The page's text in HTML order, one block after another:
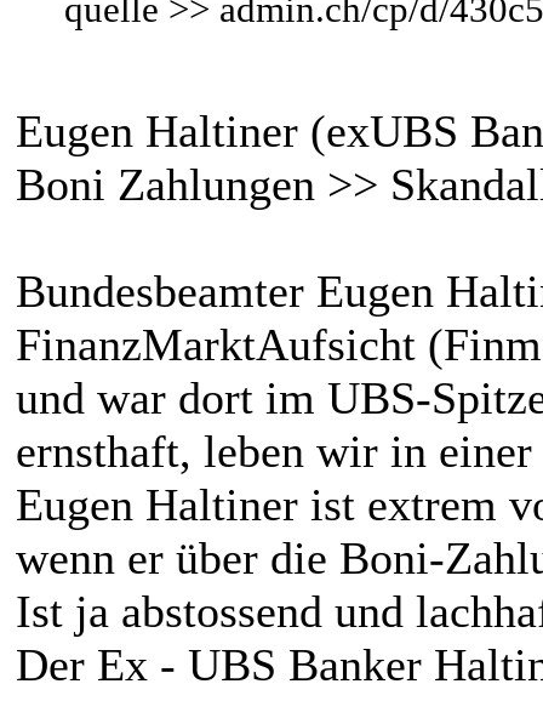
quelle >> admin.ch/cp/d/
Eugen Haltiner (exUBS
Boni Zahlungen >>
Bundesbeamter Eugen
FinanzMarktAufsicht
und war dort im UBS-
ernsthaft, leben wir in
Eugen Haltiner ist extrem
wenn er über die Boni-
Ist ja abstossend und
Der Ex - UBS Banker